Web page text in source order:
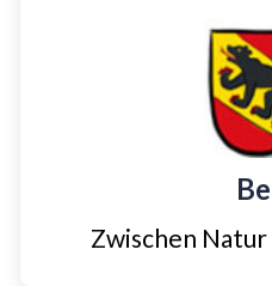
Zwischen